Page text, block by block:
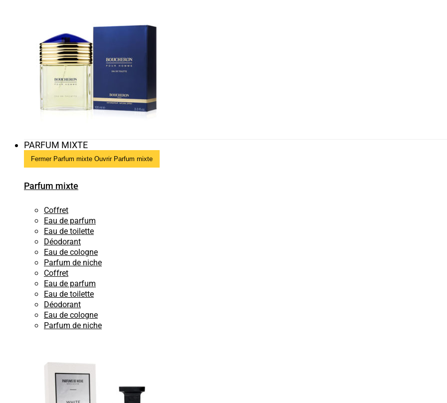
PARFUM MIXTE
Fermer Parfum mixte Ouvrir Parfum mixte
Parfum mixte
Coffret
Eau de parfum
Eau de toilette
Déodorant
Eau de cologne
Parfum de niche
Coffret
Eau de parfum
Eau de toilette
Déodorant
Eau de cologne
Parfum de niche